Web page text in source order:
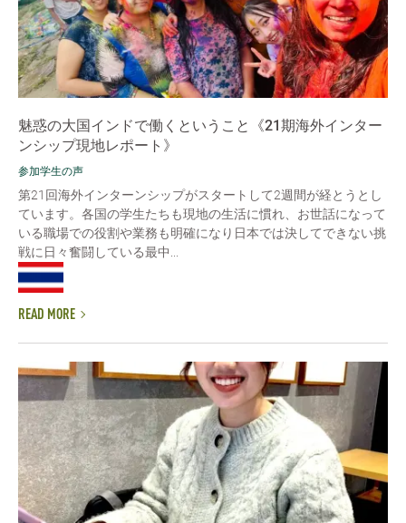
魅惑の大国インドで働くということ《21期海外インター
ンシップ現地レポート》
参加学生の声
第21回海外インターンシップがスタートして2週間が経とうとし
ています。各国の学生たちも現地の生活に慣れ、お世話になって
いる職場での役割や業務も明確になり日本では決してできない挑
戦に日々奮闘している最中...
READ MORE